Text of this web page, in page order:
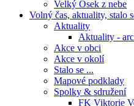
Velký Osek z nebe
Volný čas, aktuality, stalo
Aktuality
Aktuality -
Akce v obci
Akce v okolí
Stalo se ...
Mapové podklady
Spolky & sdružení
FK Viktorie